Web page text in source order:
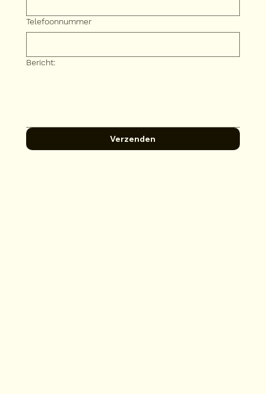
Telefoonnummer
Bericht:
Verzenden